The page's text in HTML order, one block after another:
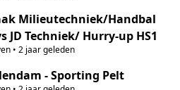
Milieutechniek/Handbal
JD Techniek/ Hurry-up HS1
• 2 jaar geleden
- Sporting Pelt